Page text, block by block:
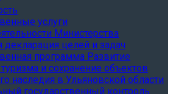
услуги
Министерства
декларация целей и задач
программа Развитие
и сохранение объектов
наследия в Ульяновской области
государственный контроль